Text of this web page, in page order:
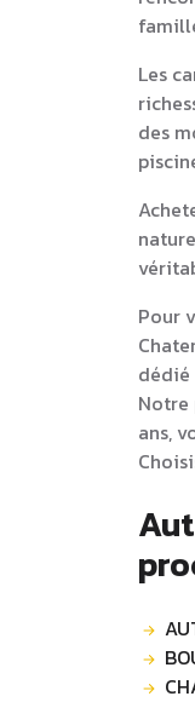
Les
des
Pour
dédié
Notre
ans,